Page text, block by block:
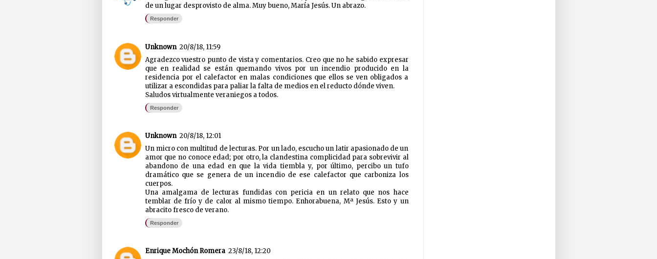
de un lugar desprovisto de alma. Muy bueno, María Jesús. Un abrazo.
Responder
Unknown 20/8/18, 11:59
Agradezco vuestro punto de vista y comentarios. Creo que no he sabido expresar
que en realidad se están quemando vivos por un incendio producido en la
residencia por el calefactor en malas condiciones que ellos se ven obligados a
utilizar a escondidas para paliar la falta de medios en el reducto dónde viven.
Saludos virtualmente veraniegos a todos.
Responder
Unknown 20/8/18, 12:01
Un micro con multitud de lecturas. Por un lado, escucho un latir apasionado de un
amor que no conoce edad; por otro, la clandestina complicidad para sobrevivir al
abandono de una edad en que la vida tiembla y, por último, percibo un tufo
dramático que se genera de un incendio de ese calefactor que carboniza los
cuerpos.
Una amalgama de lecturas fundidas con pericia en un relato que nos hace
temblar de frío y de calor al mismo tiempo. Enhorabuena, Mª Jesús. Esto y un
abracito fresco de verano.
Responder
Enrique Mochón Romera 23/8/18, 12:20